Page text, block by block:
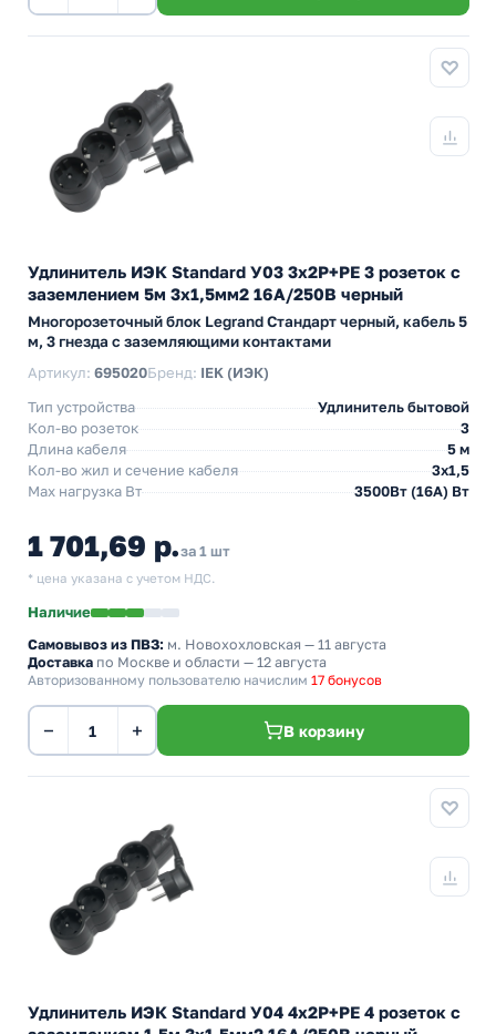
Удлинитель ИЭК Standard У03 3х2P+PE 3 розеток с
заземлением 5м 3х1,5мм2 16А/250В черный
Многорозеточный блок Legrand Стандарт черный, кабель 5
м, 3 гнезда с заземляющими контактами
Артикул: 695020Бренд: IEK (ИЭК)
Тип устройства
Удлинитель бытовой
Кол-во розеток
3
Длина кабеля
5 м
Кол-во жил и сечение кабеля
3х1,5
Max нагрузка Вт
3500Вт (16А) Вт
1 701,69 р.за 1 шт
* цена указана с учетом НДС.
Наличие
Самовывоз из ПВЗ: м. Новохохловская — 11 августа
Доставка по Москве и области — 12 августа
Авторизованному пользователю начислим 17 бонусов
− + В корзину
Удлинитель ИЭК Standard У04 4х2P+PE 4 розеток с